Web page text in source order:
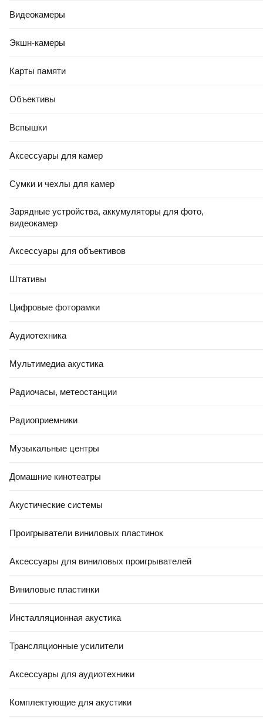
Видеокамеры
Экшн-камеры
Карты памяти
Объективы
Вспышки
Аксессуары для камер
Сумки и чехлы для камер
Зарядные устройства, аккумуляторы для фото,
видеокамер
Аксессуары для объективов
Штативы
Цифровые фоторамки
Аудиотехника
Мультимедиа акустика
Радиочасы, метеостанции
Радиоприемники
Музыкальные центры
Домашние кинотеатры
Акустические системы
Проигрыватели виниловых пластинок
Аксессуары для виниловых проигрывателей
Виниловые пластинки
Инсталляционная акустика
Трансляционные усилители
Аксессуары для аудиотехники
Комплектующие для акустики